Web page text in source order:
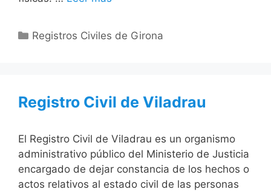
Categorías
Registros Civiles de Girona
Registro Civil de Viladrau
El Registro Civil de Viladrau es un organismo
administrativo público del Ministerio de Justicia
encargado de dejar constancia de los hechos o
actos relativos al estado civil de las personas